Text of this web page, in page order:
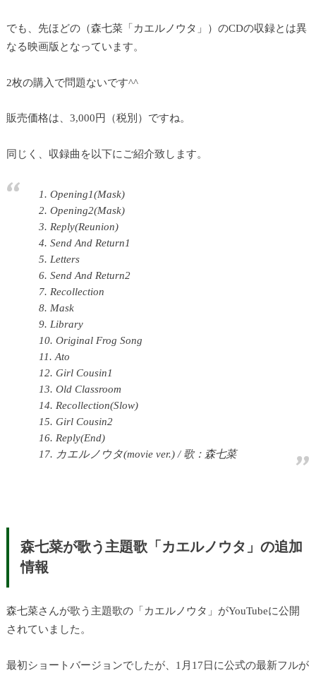
でも、先ほどの（森七菜「カエルノウタ」）のCDの収録とは異
なる映画版となっています。
2枚の購入で問題ないです^^
販売価格は、3,000円（税別）ですね。
同じく、収録曲を以下にご紹介致します。
1. Opening1(Mask)
2. Opening2(Mask)
3. Reply(Reunion)
4. Send And Return1
5. Letters
6. Send And Return2
7. Recollection
8. Mask
9. Library
10. Original Frog Song
11. Ato
12. Girl Cousin1
13. Old Classroom
14. Recollection(Slow)
15. Girl Cousin2
16. Reply(End)
17. カエルノウタ(movie ver.) / 歌：森七菜
森七菜が歌う主題歌「カエルノウタ」の追加
情報
森七菜さんが歌う主題歌の「カエルノウタ」がYouTubeに公開
されていました。
最初ショートバージョンでしたが、1月17日に公式の最新フルが